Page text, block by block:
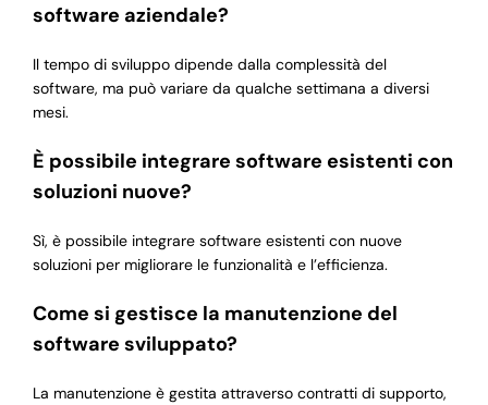
software aziendale?
Il tempo di sviluppo dipende dalla complessità del
software, ma può variare da qualche settimana a diversi
mesi.
È possibile integrare software esistenti con
soluzioni nuove?
Sì, è possibile integrare software esistenti con nuove
soluzioni per migliorare le funzionalità e l’efficienza.
Come si gestisce la manutenzione del
software sviluppato?
La manutenzione è gestita attraverso contratti di supporto,